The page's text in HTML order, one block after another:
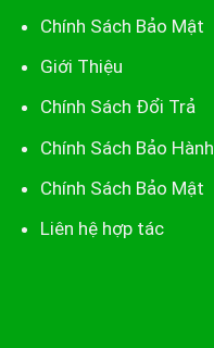
Chính Sách Bảo Mật
Giới Thiệu
Chính Sách Đổi Trả
Chính Sách Bảo Hành
Chính Sách Bảo Mật
Liên hệ hợp tác